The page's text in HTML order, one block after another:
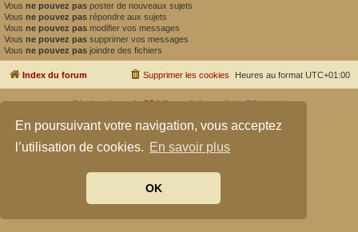
En poursuivant votre navigation, vous acceptez
l’utilisation de cookies. En savoir plus
OK
Vous ne pouvez pas poster de nouveaux sujets
Vous ne pouvez pas répondre aux sujets
Vous ne pouvez pas modifier vos messages
Vous ne pouvez pas supprimer vos messages
Vous ne pouvez pas joindre des fichiers
Index du forum Heures au format UTC+01:00
Supprimer les cookies
Développé parphpBB® Forum Software © phpBB Limited
Confidentialité| Conditions